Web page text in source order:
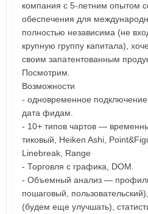
компания с 5-летним опытом
обеспечения для
полностью независима (не
крупную группу капитала),
своим запатентованным
Посмотрим.
Возможности
- одновременное
дата фидам.
- 10+ типов чартов —
тиковый, Heiken Ashi,
Linebreak, Range
- Торговля с графика, DOM.
- Объемный анализ —
пошаговый,
(будем еще улучшать),